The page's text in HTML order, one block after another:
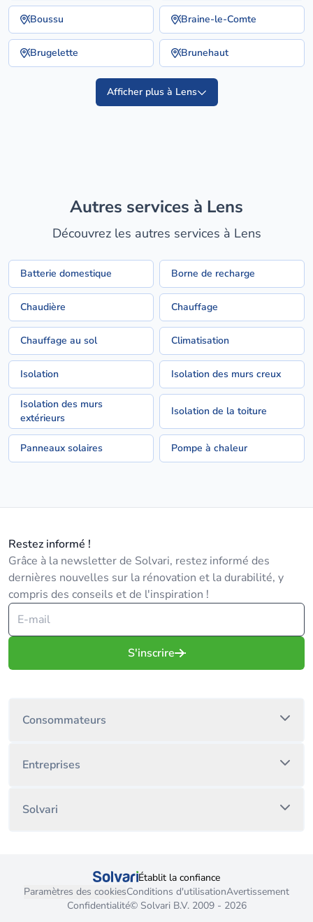
Boussu Braine-le-Comte
Brugelette Brunehaut
Afficher plus à Lens
Autres services à Lens
Découvrez les autres services à Lens
Batterie domestique Borne de recharge
Chaudière Chauffage
Chauffage au sol Climatisation
Isolation Isolation des murs creux
Isolation des murs
extérieurs
Isolation de la toiture
Panneaux solaires Pompe à chaleur
Restez informé !
Grâce à la newsletter de Solvari, restez informé des
dernières nouvelles sur la rénovation et la durabilité, y
compris des conseils et de l'inspiration !
S'inscrire
Consommateurs
Entreprises
Solvari
Établit la confiance
Paramètres des cookiesConditions d'utilisationAvertissement
Confidentialité© Solvari B.V. 2009 - 2026